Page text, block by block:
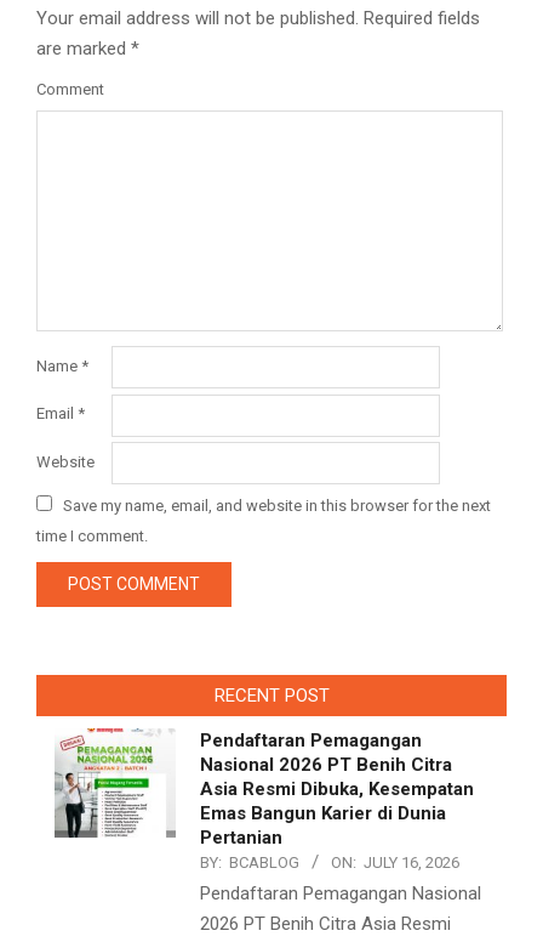
Your email address will not be published. Required fields
are marked *
Comment
Name *
Email *
Website
Save my name, email, and website in this browser for the next
time I comment.
RECENT POST
Pendaftaran Pemagangan
Nasional 2026 PT Benih Citra
Asia Resmi Dibuka, Kesempatan
Emas Bangun Karier di Dunia
Pertanian
BY: BCABLOG ON: JULY 16, 2026
Pendaftaran Pemagangan Nasional
2026 PT Benih Citra Asia Resmi